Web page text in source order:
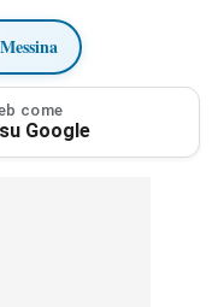
Messina
come
Google